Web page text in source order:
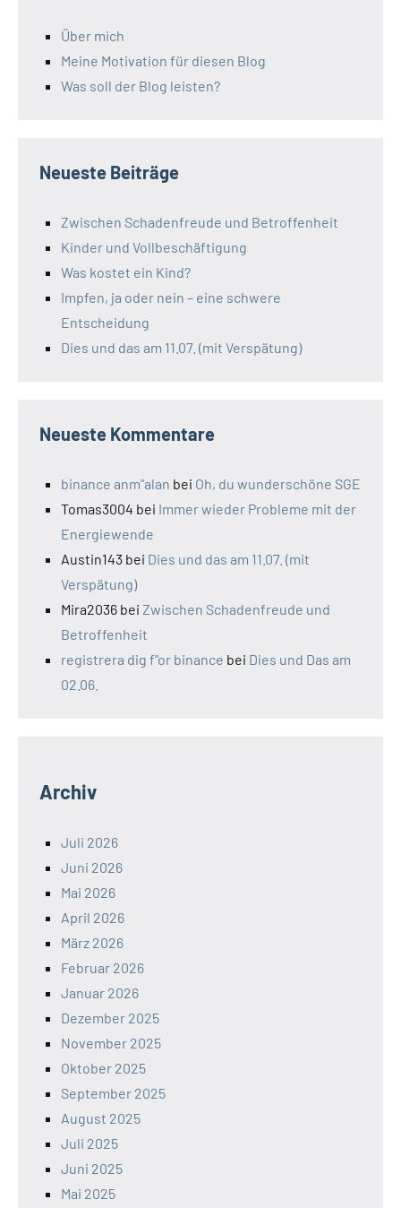
Über mich
Meine Motivation für diesen Blog
Was soll der Blog leisten?
Neueste Beiträge
Zwischen Schadenfreude und Betroffenheit
Kinder und Vollbeschäftigung
Was kostet ein Kind?
Impfen, ja oder nein – eine schwere
Entscheidung
Dies und das am 11.07. (mit Verspätung)
Neueste Kommentare
binance anm"alan bei Oh, du wunderschöne SGE
Tomas3004 bei Immer wieder Probleme mit der
Energiewende
Austin143 bei Dies und das am 11.07. (mit
Verspätung)
Mira2036 bei Zwischen Schadenfreude und
Betroffenheit
registrera dig f"or binance bei Dies und Das am
02.06.
Archiv
Juli 2026
Juni 2026
Mai 2026
April 2026
März 2026
Februar 2026
Januar 2026
Dezember 2025
November 2025
Oktober 2025
September 2025
August 2025
Juli 2025
Juni 2025
Mai 2025